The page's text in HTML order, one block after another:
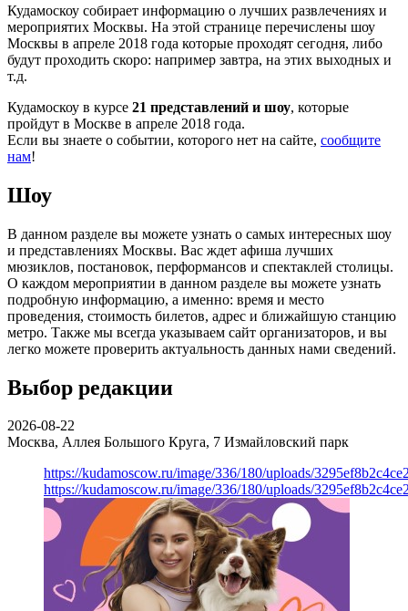
Кудамоскоу собирает информацию о лучших развлечениях и
мероприятих Москвы. На этой странице перечислены шоу
Москвы в апреле 2018 года которые проходят сегодня, либо
будут проходить скоро: например завтра, на этих выходных и
т.д.
Кудамоскоу в курсе 21 представлений и шоу, которые
пройдут в Москве в апреле 2018 года.
Если вы знаете о событии, которого нет на сайте, сообщите
нам!
Шоу
В данном разделе вы можете узнать о самых интересных шоу
и представлениях Москвы. Вас ждет афиша лучших
мюзиклов, постановок, перформансов и спектаклей столицы.
О каждом мероприятии в данном разделе вы можете узнать
подробную информацию, а именно: время и место
проведения, стоимость билетов, адрес и ближайшую станцию
метро. Также мы всегда указываем сайт организаторов, и вы
легко можете проверить актуальность данных нами сведений.
Выбор редакции
2026-08-22
Москва, Аллея Большого Круга, 7 Измайловский парк
https://kudamoscow.ru/image/336/180/uploads/
https://kudamoscow.ru/image/336/180/uploads/